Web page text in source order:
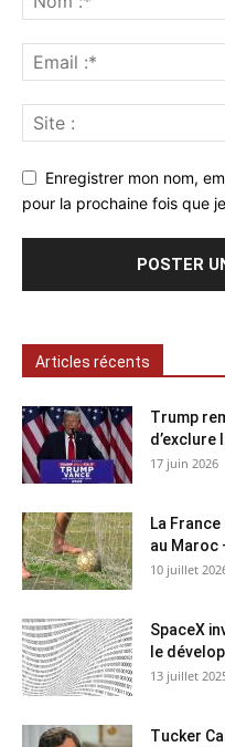
Enregistrer mon nom,
pour la prochaine fois que
Articles récents
Trump
d’exclure
17 juin 2026
La
au Maroc
10 juillet
SpaceX
le
13 juillet
Tucker